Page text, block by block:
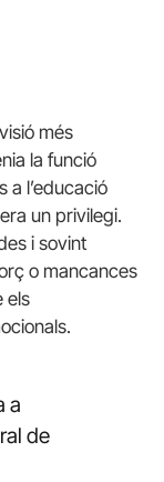
més
la funció
a l’educació
un privilegi.
i sovint
o mancances
els
a
de